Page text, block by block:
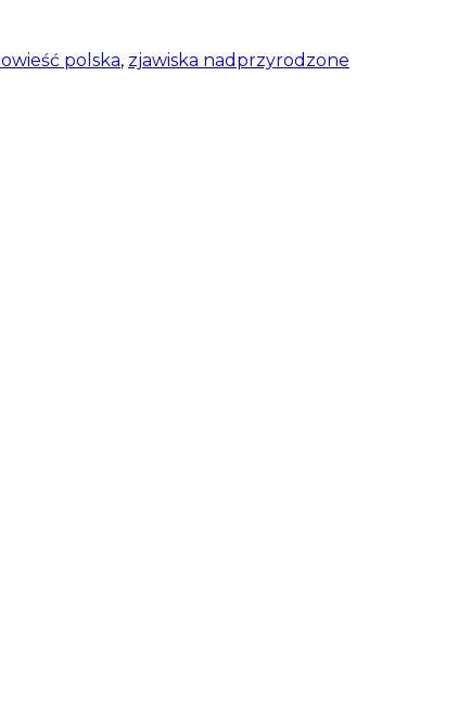
polska, zjawiska nadprzyrodzone